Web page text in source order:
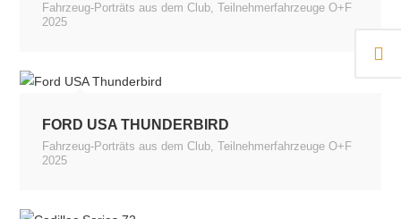
Fahrzeug-Porträts aus dem Club, Teilnehmerfahrzeuge O+F
2025
FORD USA THUNDERBIRD
Fahrzeug-Porträts aus dem Club, Teilnehmerfahrzeuge O+F
2025